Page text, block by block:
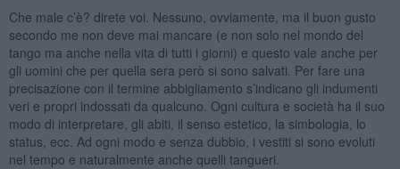
Che male c’è? direte voi. Nessuno, ovviamente, ma il buon gusto
secondo me non deve mai mancare (e non solo nel mondo del
tango ma anche nella vita di tutti i giorni) e questo vale anche per
gli uomini che per quella sera però si sono salvati. Per fare una
precisazione con il termine abbigliamento s’indicano gli indumenti
veri e propri indossati da qualcuno. Ogni cultura e società ha il suo
modo di interpretare, gli abiti, il senso estetico, la simbologia, lo
status, ecc. Ad ogni modo e senza dubbio, i vestiti si sono evoluti
nel tempo e naturalmente anche quelli tangueri.